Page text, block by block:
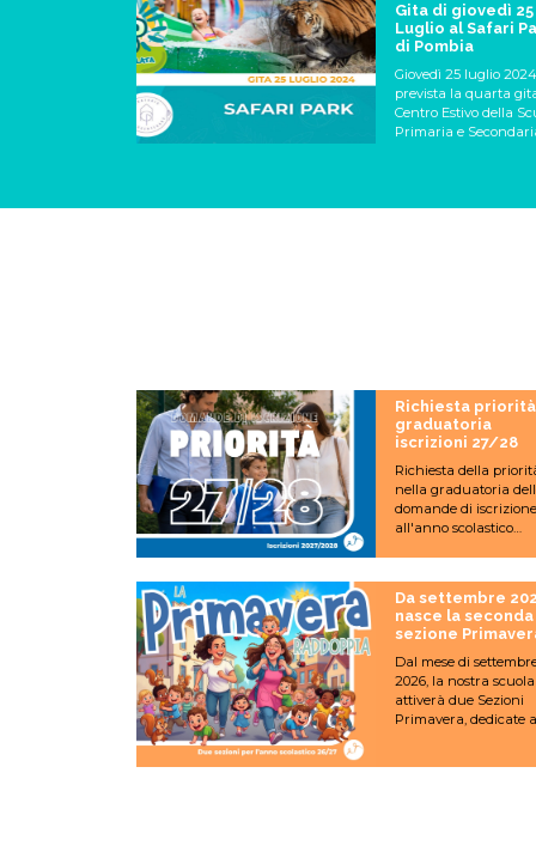
Gita di giovedì 25
Luglio al Safari
di Pombia
Giovedì 25 luglio
prevista la quarta
Centro Estivo della
Primaria e
Richiesta priorità
graduatoria
iscrizioni 27/28
Richiesta della
nella graduatoria
domande di iscrizione
all'anno scolastico
Da settembre
nasce la seconda
sezione
Dal mese di
2026, la nostra scuola
attiverà due Sezioni
Primavera, dedicate